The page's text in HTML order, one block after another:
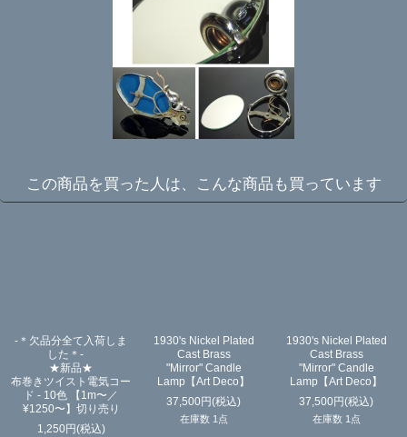
この商品を買った人は、こんな商品も買っています
-＊欠品分全て入荷しま
した＊-
★新品★
布巻きツイスト電気コー
ド - 10色 【1m〜／
¥1250〜】切り売り
1,250円(税込)
1930's Nickel Plated
Cast Brass
"Mirror" Candle
Lamp【Art Deco】
37,500円(税込)
在庫数 1点
1930's Nickel Plated
Cast Brass
"Mirror" Candle
Lamp【Art Deco】
37,500円(税込)
在庫数 1点